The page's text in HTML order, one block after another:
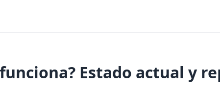
Estado actual y